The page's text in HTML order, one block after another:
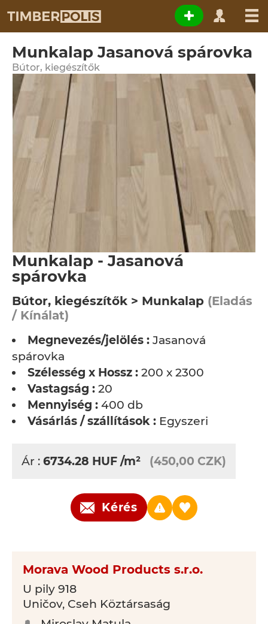
Munkalap Jasanová spárovka
Bútor, kiegészítők
Munkalap - Jasanová
spárovka
Bútor, kiegészítők > Munkalap (Eladás
/ Kínálat)
Megnevezés/jelölés : Jasanová
spárovka
Szélesség x Hossz : 200 x 2300
Vastagság : 20
Mennyiség : 400 db
Vásárlás / szállítások : Egyszeri
Ár : 6734.28 HUF /m² (450,00 CZK)
Kérés
Morava Wood Products s.r.o.
U pily 918
Uničov, Cseh Köztársaság